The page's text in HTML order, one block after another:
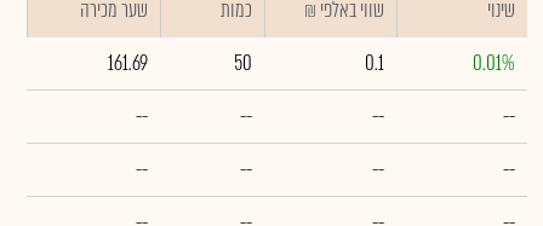
שינוי ₪ שווי באלפי כמות
שער מכירה
0.01%
0.1
50
161.69
--
--
--
--
--
--
--
--